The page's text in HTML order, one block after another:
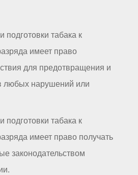
табака к
имеет право
для предотвращения и
любых нарушений или
табака к
имеет право получать
законодательством